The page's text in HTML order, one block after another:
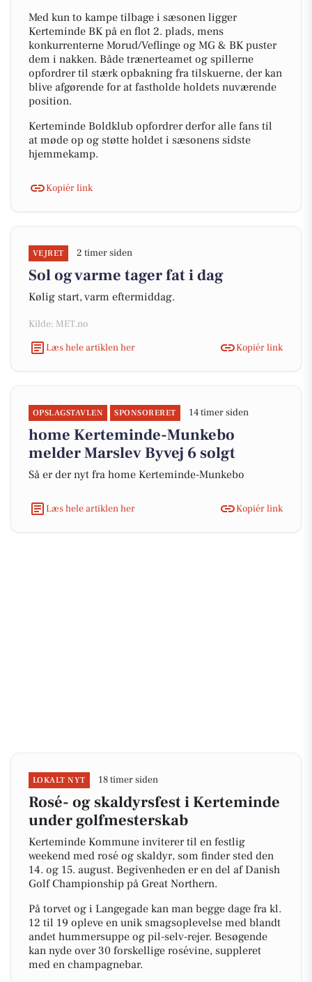
Med kun to kampe tilbage i sæsonen ligger
Kerteminde BK på en flot 2. plads, mens
konkurrenterne Morud/Veflinge og MG & BK puster
dem i nakken. Både trænerteamet og spillerne
opfordrer til stærk opbakning fra tilskuerne, der kan
blive afgørende for at fastholde holdets nuværende
position.
Kerteminde Boldklub opfordrer derfor alle fans til
at møde op og støtte holdet i sæsonens sidste
hjemmekamp.
Kopiér link
VEJRET 2 timer siden
Sol og varme tager fat i dag
Kølig start, varm eftermiddag.
Kilde: MET.no
Læs hele artiklen her
Kopiér link
OPSLAGSTAVLEN SPONSORERET 14 timer siden
home Kerteminde-Munkebo
melder Marslev Byvej 6 solgt
Så er der nyt fra home Kerteminde-Munkebo
Læs hele artiklen her Kopiér link
LOKALT NYT 18 timer siden
Rosé- og skaldyrsfest i Kerteminde
under golfmesterskab
Kerteminde Kommune inviterer til en festlig
weekend med rosé og skaldyr, som finder sted den
14. og 15. august. Begivenheden er en del af Danish
Golf Championship på Great Northern.
På torvet og i Langegade kan man begge dage fra kl.
12 til 19 opleve en unik smagsoplevelse med blandt
andet hummersuppe og pil-selv-rejer. Besøgende
kan nyde over 30 forskellige rosévine, suppleret
med en champagnebar.